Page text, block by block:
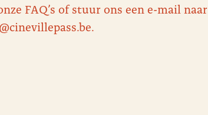
FAQ’s of stuur ons een e-mail naar